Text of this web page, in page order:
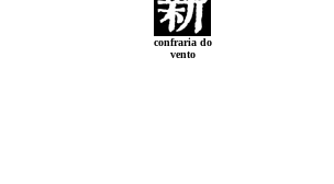
confraria do
vento